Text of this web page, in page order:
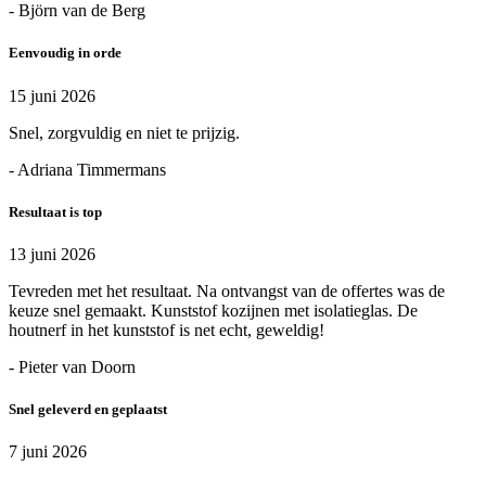
- Björn van de Berg
Eenvoudig in orde
15 juni 2026
Snel, zorgvuldig en niet te prijzig.
- Adriana Timmermans
Resultaat is top
13 juni 2026
Tevreden met het resultaat. Na ontvangst van de offertes was de
keuze snel gemaakt. Kunststof kozijnen met isolatieglas. De
houtnerf in het kunststof is net echt, geweldig!
- Pieter van Doorn
Snel geleverd en geplaatst
7 juni 2026